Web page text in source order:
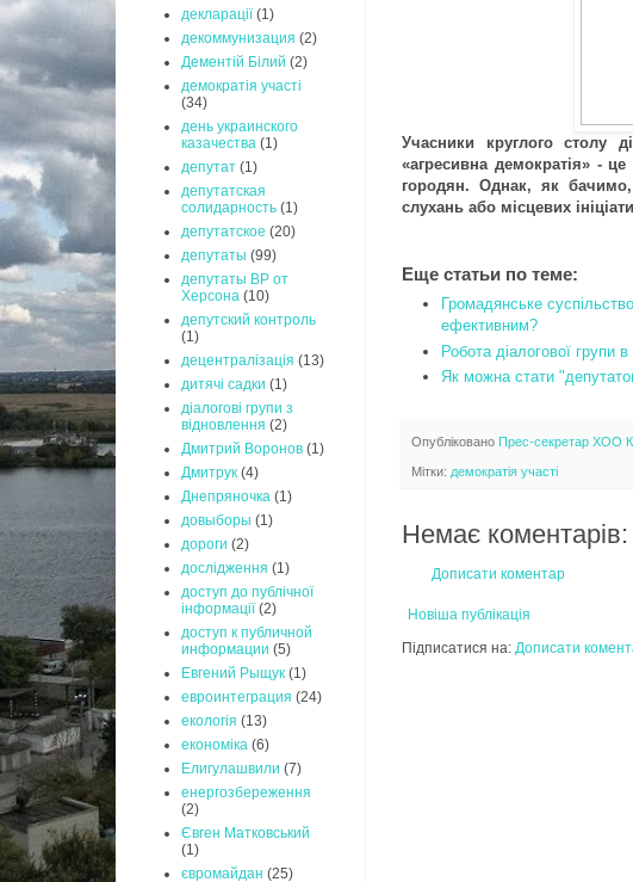
Учасники круглого столу
«агресивна демократія» - це
городян. Однак, як
слухань або місцевих
Еще статьи по теме:
Громадянське
ефективним?
Робота діалогової групи
Як можна стати
Опубліковано Прес-секретар ХОО
Мітки: демократія участі
Немає коментарів:
Дописати коментар
Новіша публікація
Підписатися на: Дописати
декларації (1)
декоммунизация (2)
Дементій Білий (2)
демократія участі
(34)
день украинского
казачества (1)
депутат (1)
депутатская
солидарность (1)
депутатское (20)
депутаты (99)
депутаты ВР от
Херсона (10)
депутский контроль
(1)
децентралізація (13)
дитячі садки (1)
діалогові групи з
відновлення (2)
Дмитрий Воронов (1)
Дмитрук (4)
Днепряночка (1)
довыборы (1)
дороги (2)
дослідження (1)
доступ до публічної
інформації (2)
доступ к публичной
информации (5)
Евгений Рыщук (1)
евроинтеграция (24)
екологія (13)
економіка (6)
Елигулашвили (7)
енергозбереження
(2)
Євген Матковський
(1)
євромайдан (25)